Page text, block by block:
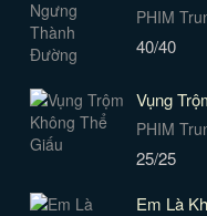
PHIM
40/40
Vụng
PHIM
25/25
Em Là